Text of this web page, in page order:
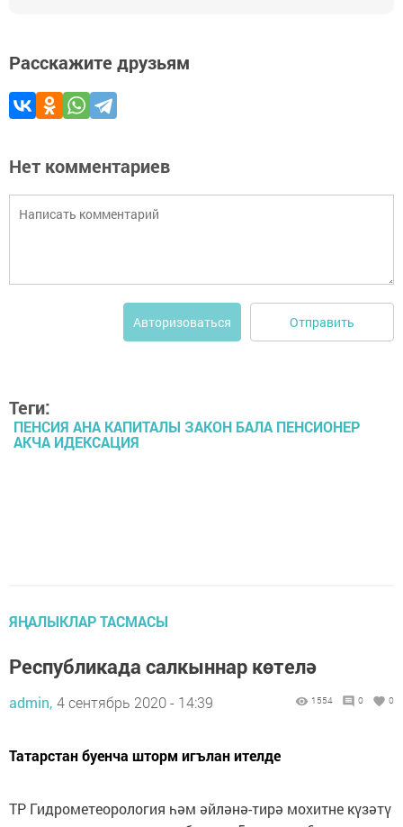
Расскажите друзьям
Нет комментариев
Авторизоваться Отправить
Теги:
ПЕНСИЯ АНА КАПИТАЛЫ ЗАКОН БАЛА ПЕНСИОНЕР
АКЧА ИДЕКСАЦИЯ
ЯҢАЛЫКЛАР ТАСМАСЫ
Республикада салкыннар көтелә
admin, 4 сентябрь 2020 - 14:39 1554 0 0
Татарстан буенча шторм игълан ителде
ТР Гидрометеорология һәм әйләнә-тирә мохитне күзәтү